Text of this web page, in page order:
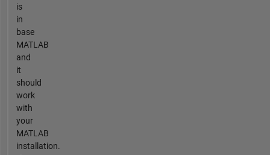
is
in
base
MATLAB
and
it
should
work
with
your
MATLAB
installation.